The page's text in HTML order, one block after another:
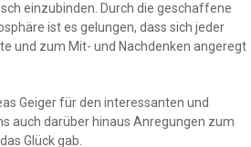
einzubinden. Durch die geschaffene
ist es gelungen, dass sich jeder
und zum Mit- und Nachdenken angeregt
Geiger für den interessanten und
auch darüber hinaus Anregungen zum
Glück gab.